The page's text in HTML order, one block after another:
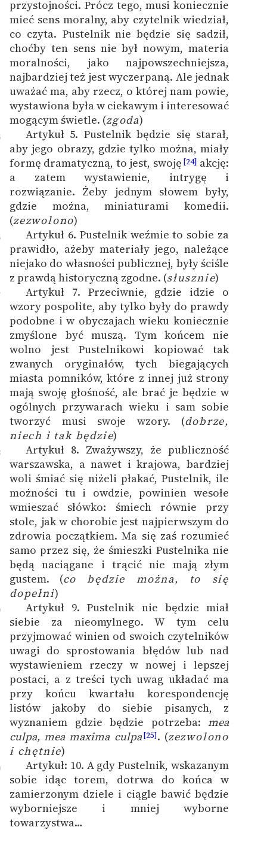
przystojności. Prócz tego, musi koniecznie
mieć sens moralny, aby czytelnik wiedział,
co czyta. Pustelnik nie będzie się sadził,
choćby ten sens nie był nowym, materia
moralności, jako najpowszechniejsza,
najbardziej też jest wyczerpaną. Ale jednak
uważać ma, aby rzecz, o której nam powie,
wystawiona była w ciekawym i interesować
mogącym świetle. (zgoda)
Artykuł 5. Pustelnik będzie się starał,
aby jego obrazy, gdzie tylko można, miały
formę dramatyczną, to jest, swoję [24] akcję:
a zatem wystawienie, intrygę i
rozwiązanie. Żeby jednym słowem były,
gdzie można, miniaturami komedii.
(zezwolono)
Artykuł 6. Pustelnik weźmie to sobie za
prawidło, ażeby materiały jego, należące
niejako do własności publicznej, były ściśle
z prawdą historyczną zgodne. (słusznie)
Artykuł 7. Przeciwnie, gdzie idzie o
wzory pospolite, aby tylko były do prawdy
podobne i w obyczajach wieku koniecznie
zmyślone być muszą. Tym końcem nie
wolno jest Pustelnikowi kopiować tak
zwanych oryginałów, tych biegających
miasta pomników, które z innej już strony
mają swoję głośność, ale brać je będzie w
ogólnych przywarach wieku i sam sobie
tworzyć musi swoje wzory. (dobrze,
niech i tak będzie)
Artykuł 8. Zważywszy, że publiczność
warszawska, a nawet i krajowa, bardziej
woli śmiać się niżeli płakać, Pustelnik, ile
możności tu i owdzie, powinien wesołe
wmieszać słówko: śmiech równie przy
stole, jak w chorobie jest najpierwszym do
zdrowia początkiem. Ma się zaś rozumieć
samo przez się, że śmieszki Pustelnika nie
będą naciągane i trącić nie mają złym
gustem. (co będzie można, to się
dopełni)
Artykuł 9. Pustelnik nie będzie miał
siebie za nieomylnego. W tym celu
przyjmować winien od swoich czytelników
uwagi do sprostowania błędów lub nad
wystawieniem rzeczy w nowej i lepszej
postaci, a z treści tych uwag układać ma
przy końcu kwartału korespondencję
listów jakoby do siebie pisanych, z
wyznaniem gdzie będzie potrzeba: mea
culpa, mea maxima culpa[25]. (zezwolono
i chętnie)
Artykuł: 10. A gdy Pustelnik, wskazanym
sobie idąc torem, dotrwa do końca w
zamierzonym dziele i ciągle bawić będzie
wyborniejsze i mniej wyborne
towarzystwa…